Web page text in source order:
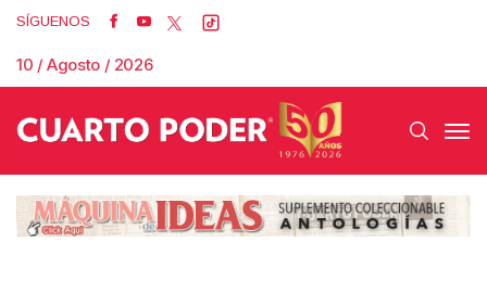
SÍGUENOS
10 / Agosto / 2026
Cuarto Poder